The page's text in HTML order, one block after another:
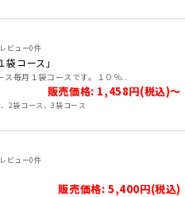
レビュー0件
コース」
ス毎月１袋コースです。１０％..
販売価格: 1,458円(税込)～
2袋コース、3袋コース
レビュー0件
販売価格: 5,400円(税込)